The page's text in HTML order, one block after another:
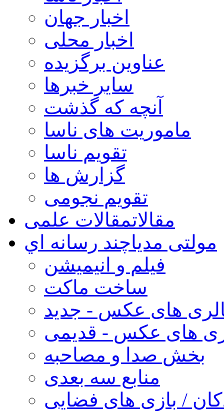
اخبار جهان
اخبار محلی
عناوین برگزیده
سایر خبرها
آنچه که گذشت
ماموریت های ناسا
تقویم ناسا
گزارش ها
تقویم نجومی
مقالاتمقالات علمی
مولتی مدیاچند رسانه اي
فیلم و انیمیشن
ساخت ماکت
های عکس - جدید
های عکس - قدیمی
بخش صدا و مصاحبه
منابع سه بعدی
/ بازی های فضایی